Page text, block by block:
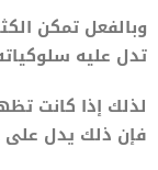
وبالفعل تمكن
تدل عليه
لذلك إذا كانت
فإن ذلك يدل على